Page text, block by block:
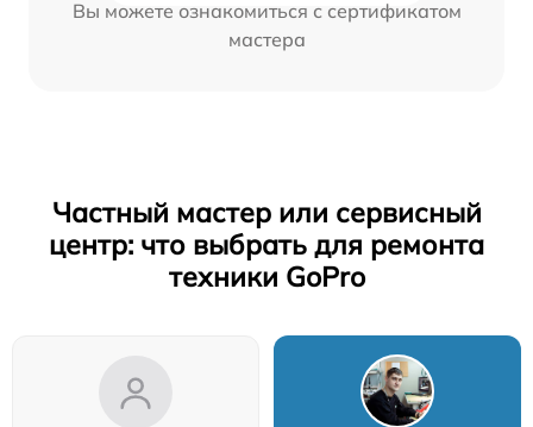
Вы можете ознакомиться с сертификатом
мастера
Частный мастер или сервисный
центр: что выбрать для ремонта
техники GoPro